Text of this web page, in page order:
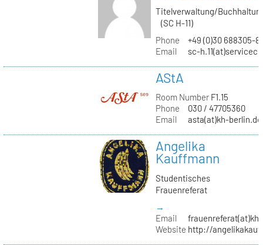
Titelverwaltung/
(SC H-11)
Phone
+49 (0)30 688305-
Email
sc-
AStA
Room NumberF1.15
Phone
030 / 47705360
Email
asta(at)kh-berlin.de
Angelika
Kauffmann
Studentisches
Frauenreferat
→
Email
Website http://